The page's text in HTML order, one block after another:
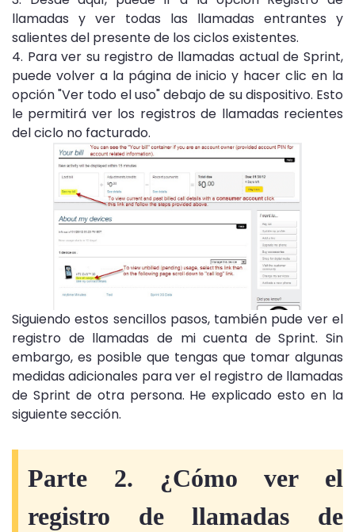
llamadas y ver todas las llamadas entrantes y
salientes del presente de los ciclos existentes.
4. Para ver su registro de llamadas actual de Sprint,
puede volver a la página de inicio y hacer clic en la
opción "Ver todo el uso" debajo de su dispositivo. Esto
le permitirá ver los registros de llamadas recientes
del ciclo no facturado.
Siguiendo estos sencillos pasos, también pude ver el
registro de llamadas de mi cuenta de Sprint. Sin
embargo, es posible que tengas que tomar algunas
medidas adicionales para ver el registro de llamadas
de Sprint de otra persona. He explicado esto en la
siguiente sección.
Parte 2. ¿Cómo ver el
registro de llamadas de